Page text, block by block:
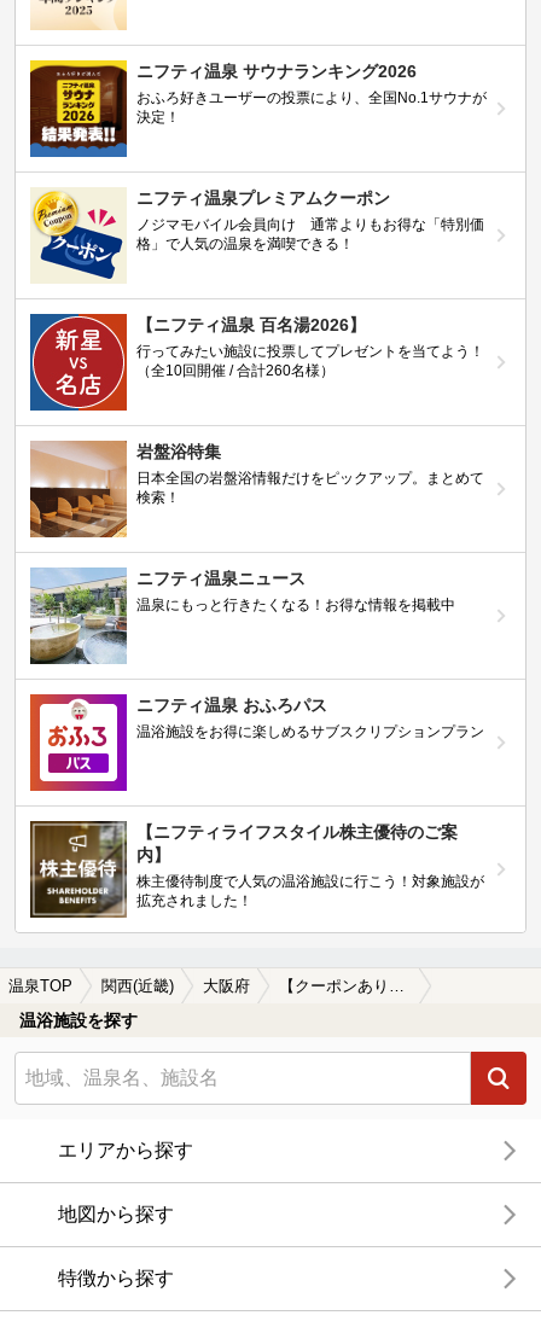
ニフティ温泉 サウナランキング2026
おふろ好きユーザーの投票により、全国No.1サウナが
決定！
ニフティ温泉プレミアムクーポン
ノジマモバイル会員向け 通常よりもお得な「特別価
格」で人気の温泉を満喫できる！
【ニフティ温泉 百名湯2026】
行ってみたい施設に投票してプレゼントを当てよう！
（全10回開催 / 合計260名様）
岩盤浴特集
日本全国の岩盤浴情報だけをピックアップ。まとめて
検索！
ニフティ温泉ニュース
温泉にもっと行きたくなる！お得な情報を掲載中
ニフティ温泉 おふろパス
温浴施設をお得に楽しめるサブスクリプションプラン
【ニフティライフスタイル株主優待のご案
内】
株主優待制度で人気の温浴施設に行こう！対象施設が
拡充されました！
温泉TOP 関西(近畿) 大阪府 【クーポンあり】バリアフリー対応の大阪府の温泉、日帰り温泉、スーパー銭湯おすすめ
温浴施設を探す
エリアから探す
地図から探す
特徴から探す